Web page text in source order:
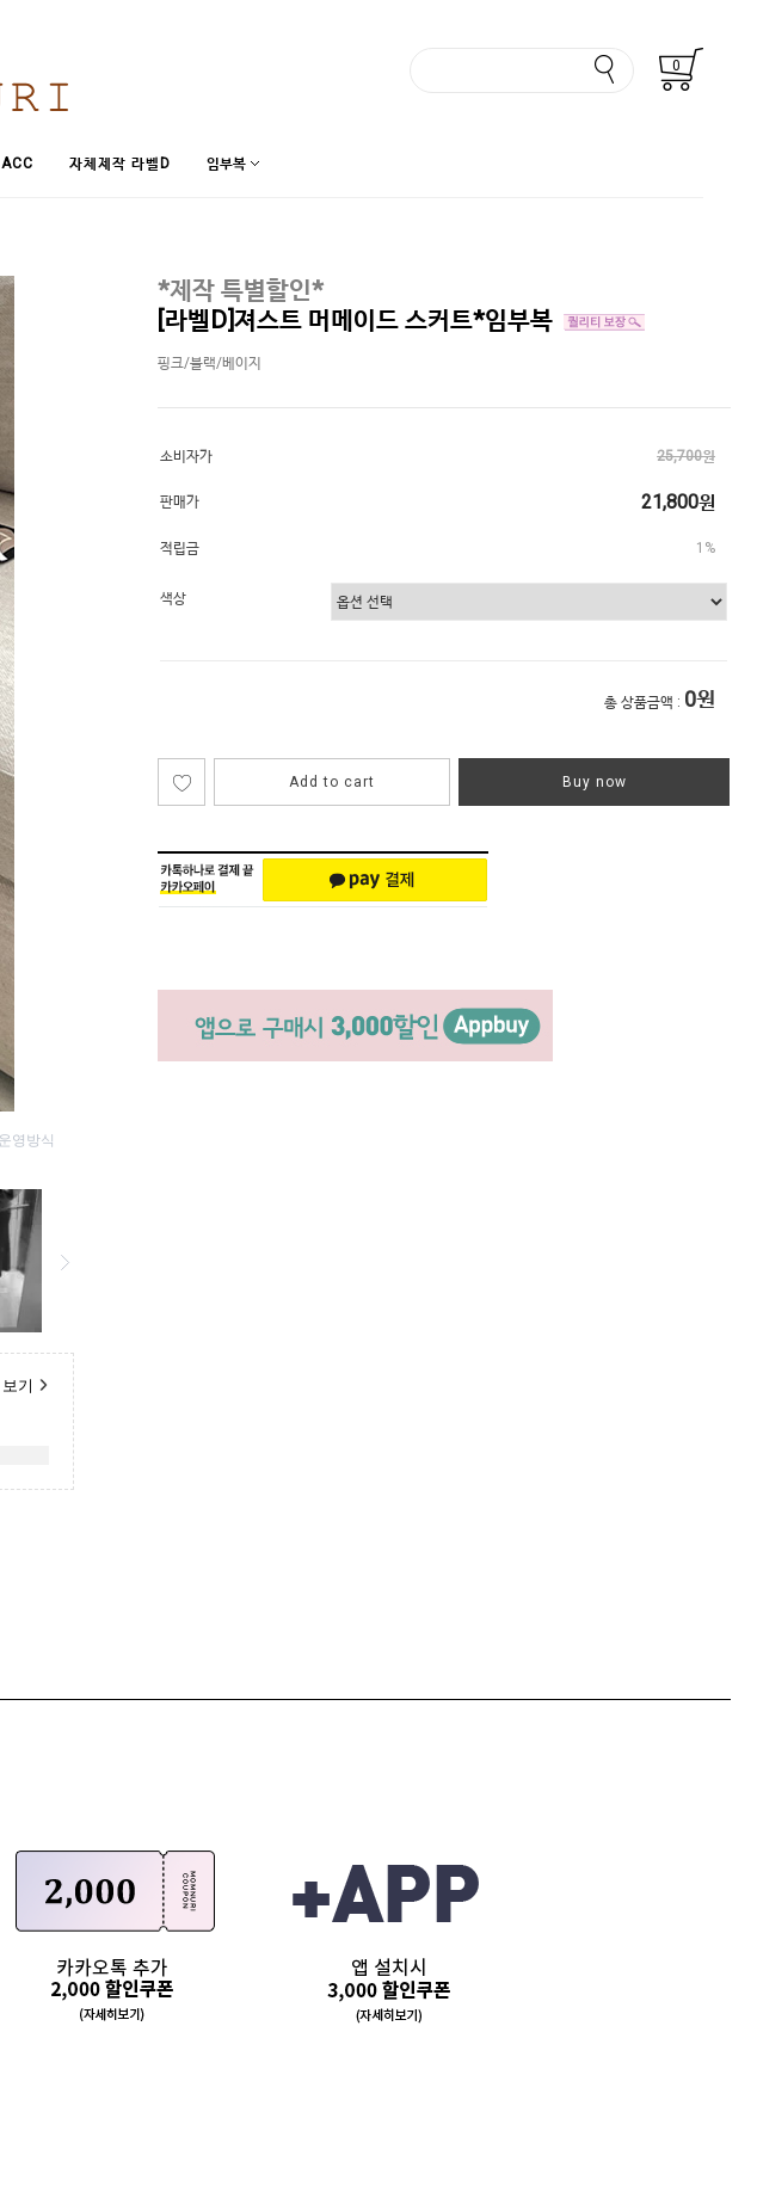
0
ACC 자체제작 라벨D 임부복
*제작 특별할인*
[라벨D]져스트 머메이드 스커트*임부복
핑크/블랙/베이지
소비자가 25,700원
판매가 21,800원
적립금 1%
색상
총 상품금액 : 0원
Add to cart Buy now